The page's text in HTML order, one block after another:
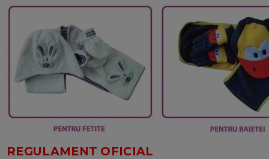
REGULAMENT OFICIAL